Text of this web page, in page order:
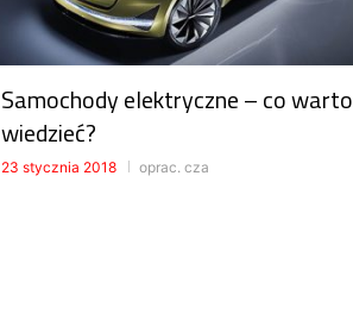
Samochody elektryczne – co warto
wiedzieć?
23 stycznia 2018 oprac. cza